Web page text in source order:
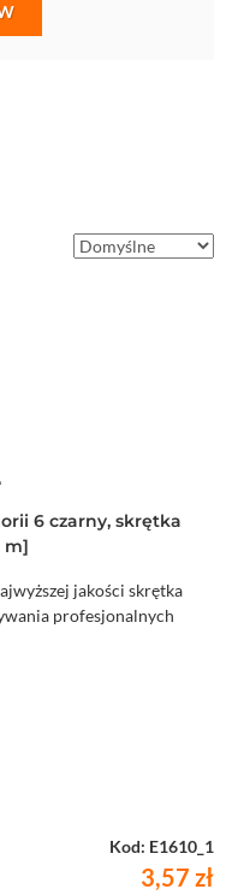
6 czarny, skrętka
m]
jakości skrętka
profesjonalnych
Kod: E1610_1
3,57 zł